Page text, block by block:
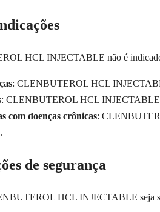
HCL INJECTABLE não é
: CLENBUTEROL HCL
: CLENBUTEROL HCL INJECTABLE
com doenças crônicas:
de segurança
HCL INJECTABLE seja